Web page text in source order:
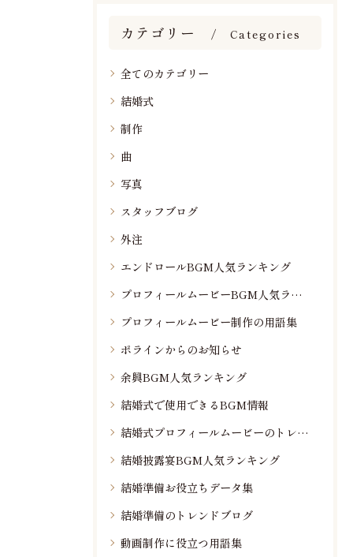
カテゴリー Categories
全てのカテゴリー
結婚式
制作
曲
写真
スタッフブログ
外注
エンドロールBGM人気ランキング
プロフィールムービーBGM人気ランキング
プロフィールムービー制作の用語集
ポラインからのお知らせ
余興BGM人気ランキング
結婚式で使用できるBGM情報
結婚式プロフィールムービーのトレンド情報
結婚披露宴BGM人気ランキング
結婚準備お役立ちデータ集
結婚準備のトレンドブログ
動画制作に役立つ用語集